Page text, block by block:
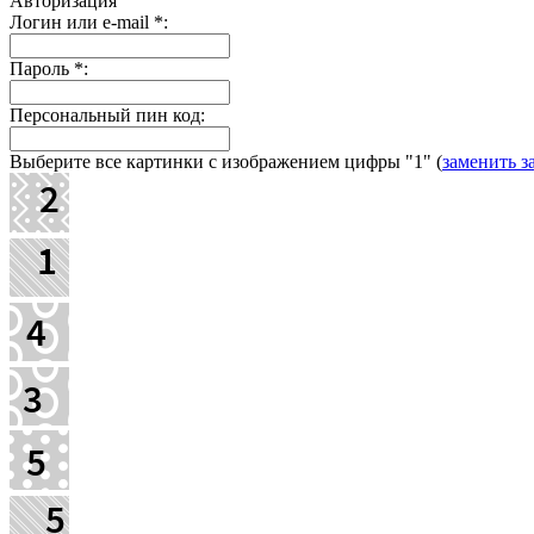
Логин или e-mail *:
Пароль *:
Персональный пин код:
Выберите все картинки с изображением цифры "1" (заменить